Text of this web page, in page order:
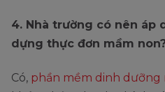
4. Nhà trường có nên áp
dựng thực đơn mầm
Có, phần mềm dinh dưỡng